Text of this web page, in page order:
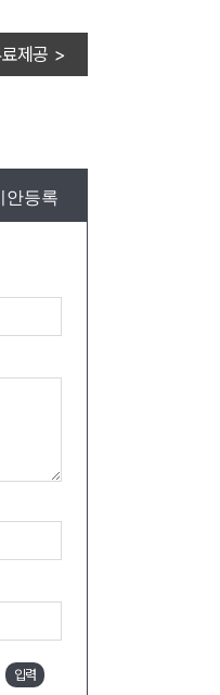
료제공 >
안등록
입력